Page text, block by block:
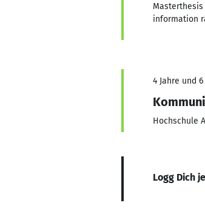
information
4 Jahre und
Hochschule
Logg Dich